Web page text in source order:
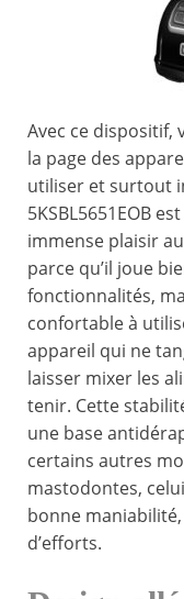
Avec ce
la page des
utiliser et surtout
5KSBL5651EOB
immense plaisir
parce qu’il joue
fonctionnalités,
confortable à
appareil qui ne
laisser mixer les
tenir. Cette
une base
certains autres
mastodontes,
bonne
d’efforts.